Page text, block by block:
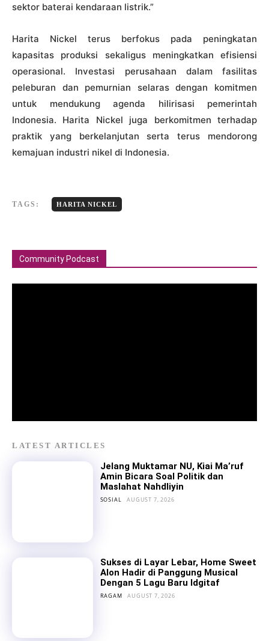
sektor baterai kendaraan listrik.”
Harita Nickel terus berfokus pada peningkatan
kapasitas produksi sekaligus meningkatkan efisiensi
operasional. Investasi perusahaan dalam fasilitas
peleburan dan pemurnian selaras dengan komitmen
untuk mendukung agenda hilirisasi pemerintah
Indonesia. Harita Nickel juga berkomitmen terhadap
praktik yang berkelanjutan serta terus mendorong
kemajuan industri nikel di Indonesia.
TAGS: HARITA NICKEL
Community Podcast
LATEST ARTICLES
Jelang Muktamar NU, Kiai Ma’ruf
Amin Bicara Soal Politik dan
Maslahat Nahdliyin
SOSIAL AUGUST 7, 2026
Sukses di Layar Lebar, Home Sweet
Alon Hadir di Panggung Musical
Dengan 5 Lagu Baru Idgitaf
RAGAM AUGUST 7, 2026